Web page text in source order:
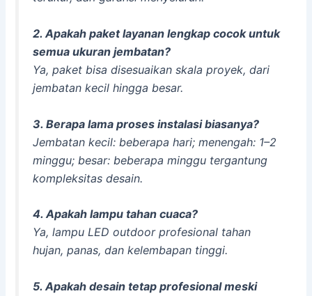
2. Apakah paket layanan lengkap cocok untuk
semua ukuran jembatan?
Ya, paket bisa disesuaikan skala proyek, dari
jembatan kecil hingga besar.
3. Berapa lama proses instalasi biasanya?
Jembatan kecil: beberapa hari; menengah: 1–2
minggu; besar: beberapa minggu tergantung
kompleksitas desain.
4. Apakah lampu tahan cuaca?
Ya, lampu LED outdoor profesional tahan
hujan, panas, dan kelembapan tinggi.
5. Apakah desain tetap profesional meski